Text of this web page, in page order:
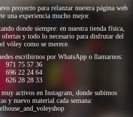
proyecto para relanzar nuestra página web
una experiencia mucho mejor.
donde siempre: en nuestra tienda física,
y todo lo necesario para disfrutar del
vóley como se merece.
escribirnos por WhatsApp o llamarnos:
971 75 57 36
696 22 24 64
626 28 28 33
activos en Instagram, donde subimos
y nuevo material cada semana: